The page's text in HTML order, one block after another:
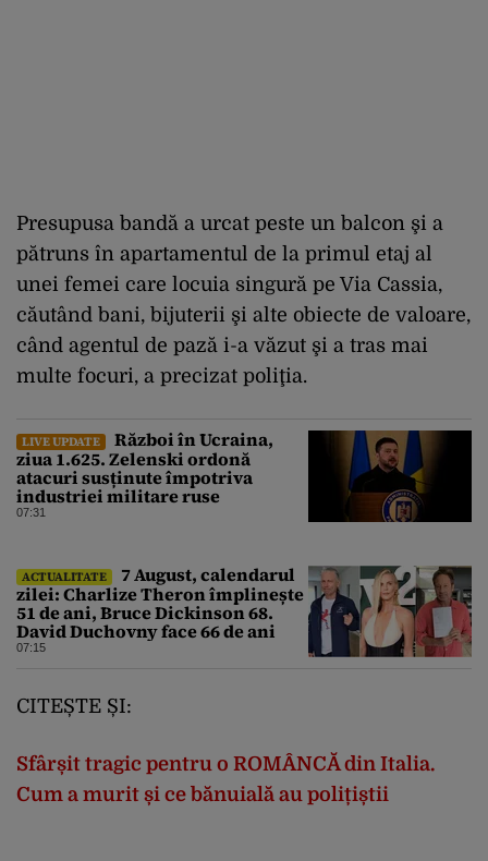
Presupusa bandă a urcat peste un balcon şi a
pătruns în apartamentul de la primul etaj al
unei femei care locuia singură pe Via Cassia,
căutând bani, bijuterii şi alte obiecte de valoare,
când agentul de pază i-a văzut şi a tras mai
multe focuri, a precizat poliţia.
LIVE UPDATE
Război în Ucraina,
ziua 1.625. Zelenski ordonă
atacuri susținute împotriva
industriei militare ruse
07:31
ACTUALITATE
7 August, calendarul
zilei: Charlize Theron împlinește
51 de ani, Bruce Dickinson 68.
David Duchovny face 66 de ani
07:15
CITEȘTE ȘI:
Sfârșit tragic pentru o ROMÂNCĂ din Italia.
Cum a murit și ce bănuială au polițiștii